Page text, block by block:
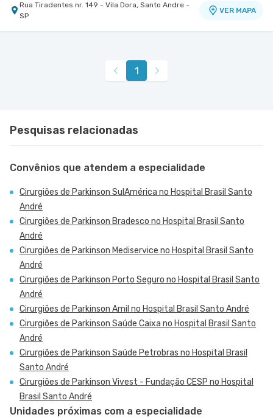
Rua Tiradentes nr. 149 - Vila Dora, Santo Andre -
SP
VER MAPA
1
Pesquisas relacionadas
Convênios que atendem a especialidade
Cirurgiões de Parkinson SulAmérica no Hospital Brasil Santo
André
Cirurgiões de Parkinson Bradesco no Hospital Brasil Santo
André
Cirurgiões de Parkinson Mediservice no Hospital Brasil Santo
André
Cirurgiões de Parkinson Porto Seguro no Hospital Brasil Santo
André
Cirurgiões de Parkinson Amil no Hospital Brasil Santo André
Cirurgiões de Parkinson Saúde Caixa no Hospital Brasil Santo
André
Cirurgiões de Parkinson Saúde Petrobras no Hospital Brasil
Santo André
Cirurgiões de Parkinson Vivest - Fundação CESP no Hospital
Brasil Santo André
Unidades próximas com a especialidade